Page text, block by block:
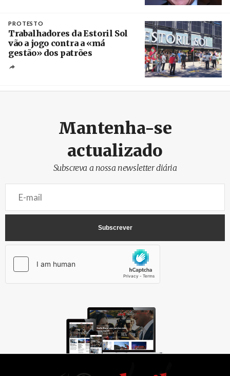
PROTESTO
Trabalhadores da Estoril Sol
vão a jogo contra a «má
gestão» dos patrões
Mantenha-se
actualizado
Subscreva a nossa newsletter diária